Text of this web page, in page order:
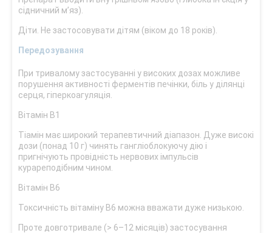
сідничний м’яз).
Діти. Не застосовувати дітям (віком до 18 років).
Передозування
При тривалому застосуванні у високих дозах можливе
порушення активності ферментів печінки, біль у ділянці
серця, гіперкоагуляція.
Вітамін B1
Тіамін має широкий терапевтичний діапазон. Дуже високі
дози (понад 10 г) чинять гангліоблокуючу дію і
пригнічують провідність нервових імпульсів
курареподібним чином.
Вітамін B6
Токсичність вітаміну В6 можна вважати дуже низькою.
Проте довготривале (> 6–12 місяців) застосування